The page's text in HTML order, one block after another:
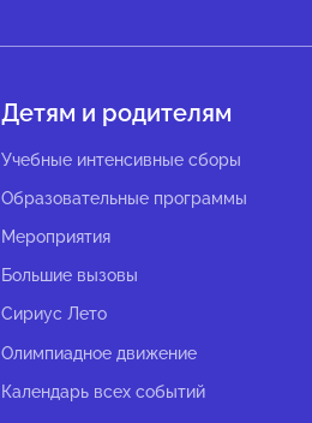
Детям и родителям
Учебные интенсивные сборы
Образовательные программы
Мероприятия
Большие вызовы
Сириус Лето
Олимпиадное движение
Календарь всех событий